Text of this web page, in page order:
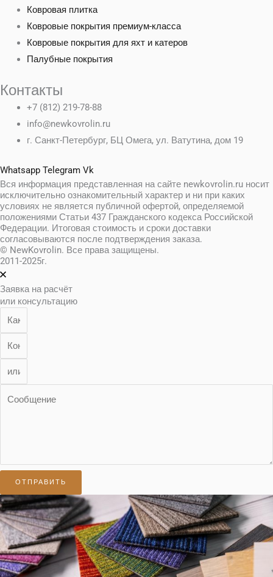
Ковровая плитка
Ковровые покрытия премиум-класса
Ковровые покрытия для яхт и катеров
Палубные покрытия
Контакты
+7 (812) 219-78-88
info@newkovrolin.ru
г. Санкт-Петербург, БЦ Омега, ул. Ватутина, дом 19
Whatsapp Telegram Vk
Вся информация представленная на сайте newkovrolin.ru носит
исключительно ознакомительный характер и ни при каких
условиях не является публичной офертой, определяемой
положениями Статьи 437 Гражданского кодекса Российской
Федерации. Итоговая стоимость и сроки доставки
согласовываются после подтверждения заказа.
© NewKovrolin. Все права защищены.
2011-2025г.
Заявка на расчёт
или консультацию
ОТПРАВИТЬ